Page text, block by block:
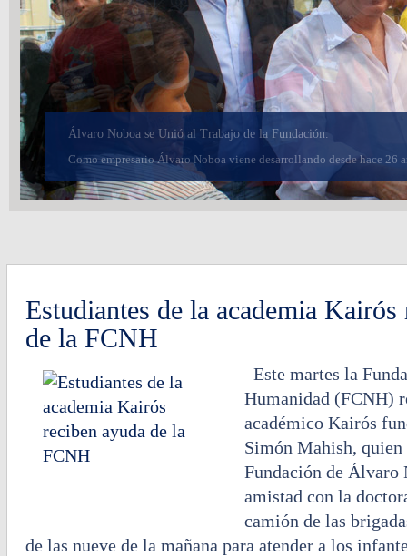
Programa de Quaker para Niños en Guayaquil
Los niños se deleitaron de la deliciosa colada Quaker, la comunidad
Estudiantes de la academia Kairós
de la FCNH
Este martes la
Humanidad (FCNH)
académico Kairós
Simón Mahish,
Fundación de Álvaro
amistad con la
camión de las
de las nueve de la mañana para atender a los